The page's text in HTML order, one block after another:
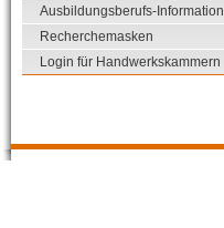
Ausbildungsberufs-Information
Recherchemasken
Login für Handwerkskammern